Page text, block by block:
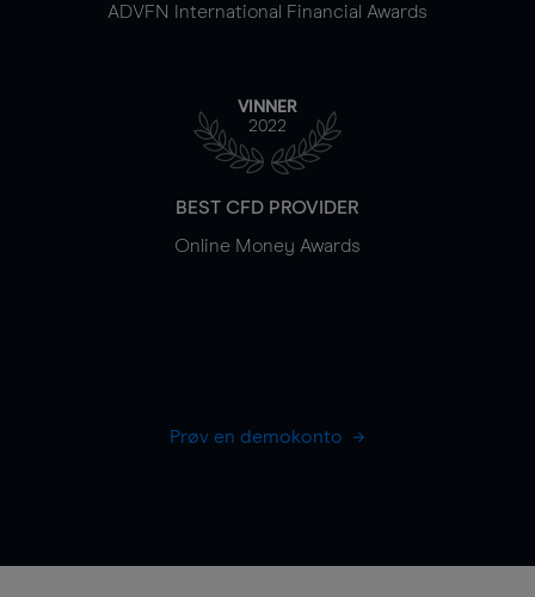
ADVFN International Financial Awards
VINNER
2022
BEST CFD PROVIDER
Online Money Awards
Prøv en demokonto